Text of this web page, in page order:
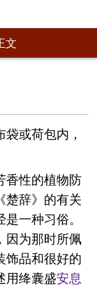
文
或荷包内，
香性的植物防
楚辞》的有关
一种习俗。
因为那时所佩
饰品和很好的
用绛囊盛安息